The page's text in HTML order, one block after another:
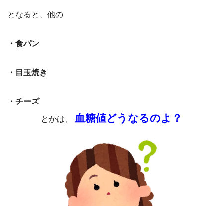
となると、他の
・食パン
・目玉焼き
・チーズ
とかは、 血糖値どうなるのよ？